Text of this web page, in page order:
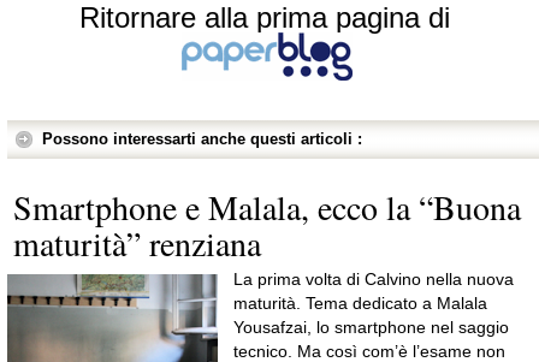
Ritornare alla prima pagina di
Possono interessarti anche questi articoli :
Smartphone e Malala, ecco la “Buona
maturità” renziana
La prima volta di Calvino nella nuova
maturità. Tema dedicato a Malala
Yousafzai, lo smartphone nel saggio
tecnico. Ma così com’è l’esame non